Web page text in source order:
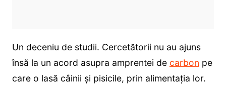
Un deceniu de studii. Cercetătorii nu au ajuns
însă la un acord asupra amprentei de carbon pe
care o lasă câinii și pisicile, prin alimentația lor.